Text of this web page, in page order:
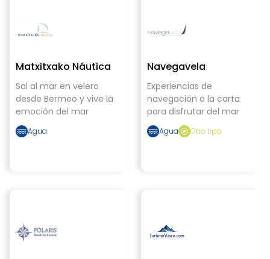
Matxitxako Náutica
Sal al mar en velero
desde Bermeo y vive la
emoción del mar
Agua
Navegavela
Experiencias de
navegación a la carta
para disfrutar del mar
Agua Otro tipo